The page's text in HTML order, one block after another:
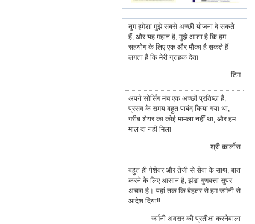
तुम हमेशा मुझे सबसे अच्छी योजना दे सकते
हैं, और यह महान है, मुझे आशा है कि हम
सहयोग के लिए एक और मौका है सकते हैं
लगता है कि मेरी ग्राहक देता
—— टिम
अपने सोर्सिंग मंच एक अच्छी प्रतिष्ठा है,
प्रसव के समय बहुत पाबंद किया गया था,
गरीब शेयर का कोई मामला नहीं था, और हम
माल दा नहीं मिला
—— श्री कार्लोस
बहुत ही पेशेवर और तेजी से सेवा के साथ, बात
करने के लिए आसान है, झंडा गुणवत्ता सुपर
अच्छा है। यहां तक कि बेहतर से हम जर्मनी से
आदेश दिया!!
—— जर्मनी अवसर की प्रतीक्षा करनेवाला